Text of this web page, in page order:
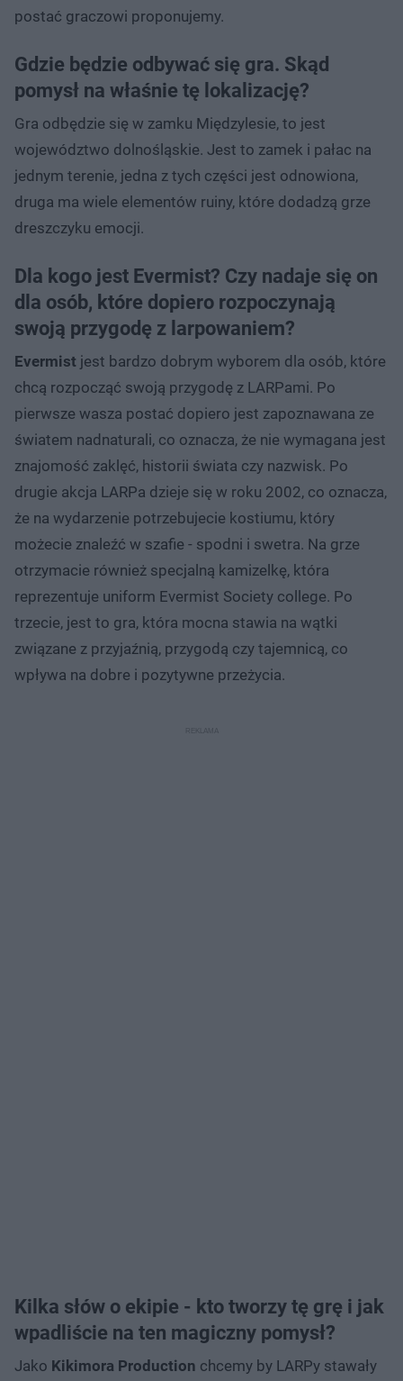
postać graczowi proponujemy.
Gdzie będzie odbywać się gra. Skąd
pomysł na właśnie tę lokalizację?
Gra odbędzie się w zamku Międzylesie, to jest
województwo dolnośląskie. Jest to zamek i pałac na
jednym terenie, jedna z tych części jest odnowiona,
druga ma wiele elementów ruiny, które dodadzą grze
dreszczyku emocji.
Dla kogo jest Evermist? Czy nadaje się on
dla osób, które dopiero rozpoczynają
swoją przygodę z larpowaniem?
Evermist jest bardzo dobrym wyborem dla osób, które
chcą rozpocząć swoją przygodę z LARPami. Po
pierwsze wasza postać dopiero jest zapoznawana ze
światem nadnaturali, co oznacza, że nie wymagana jest
znajomość zaklęć, historii świata czy nazwisk. Po
drugie akcja LARPa dzieje się w roku 2002, co oznacza,
że na wydarzenie potrzebujecie kostiumu, który
możecie znaleźć w szafie - spodni i swetra. Na grze
otrzymacie również specjalną kamizelkę, która
reprezentuje uniform Evermist Society college. Po
trzecie, jest to gra, która mocna stawia na wątki
związane z przyjaźnią, przygodą czy tajemnicą, co
wpływa na dobre i pozytywne przeżycia.
Kilka słów o ekipie - kto tworzy tę grę i jak
wpadliście na ten magiczny pomysł?
Jako Kikimora Production chcemy by LARPy stawały